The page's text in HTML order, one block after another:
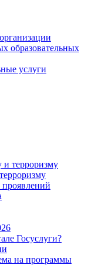
образовательных
услуги
и терроризму
Госуслуги?
на программы